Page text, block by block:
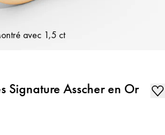
avec 1,5 ct
Signature Asscher en Or